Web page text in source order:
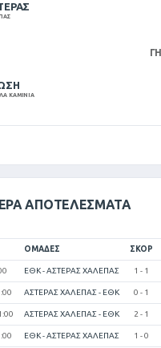
ΚΑΜΙΝΙΑ
ΑΠΟΤΕΛΈΣΜΑΤΑ
ΟΜΆΔΕΣ ΣΚΟΡ
ΕΘΚ - ΑΣΤΕΡΑΣ ΧΑΛΕΠΑΣ 1 - 1
ΑΣΤΕΡΑΣ ΧΑΛΕΠΑΣ - ΕΘΚ 0 - 1
ΑΣΤΕΡΑΣ ΧΑΛΕΠΑΣ - ΕΘΚ 2 - 1
ΕΘΚ - ΑΣΤΕΡΑΣ ΧΑΛΕΠΑΣ 1 - 0